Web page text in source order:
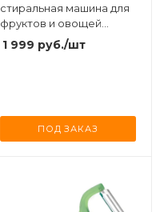
стиральная машина для
фруктов и овощей
Xiaomi Xiaoda Protable
Fruit and Vegetable
1 999 руб./шт
ПОД ЗАКАЗ